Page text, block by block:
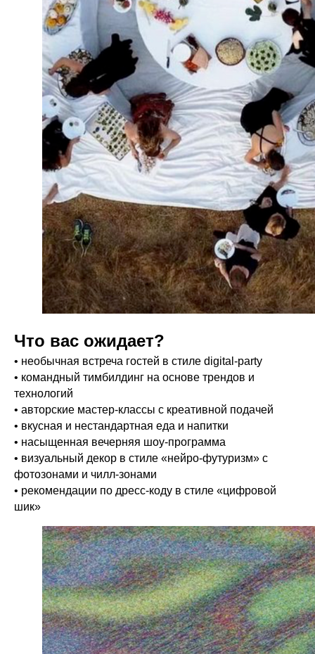
Что вас ожидает?
• необычная встреча гостей в стиле digital-party
• командный тимбилдинг на основе трендов и
технологий
• авторские мастер-классы с креативной подачей
• вкусная и нестандартная еда и напитки
• насыщенная вечерняя шоу-программа
• визуальный декор в стиле «нейро-футуризм» с
фотозонами и чилл-зонами
• рекомендации по дресс-коду в стиле «цифровой
шик»